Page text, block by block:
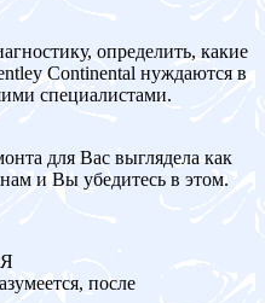
определить, какие
Continental нуждаются в
специалистами.
для Вас выглядела как
и Вы убедитесь в этом.
после